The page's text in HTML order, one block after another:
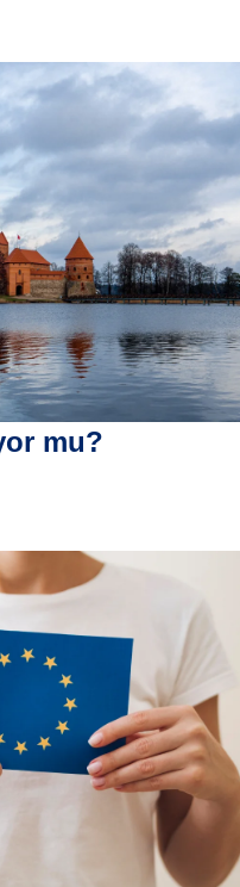
mu?